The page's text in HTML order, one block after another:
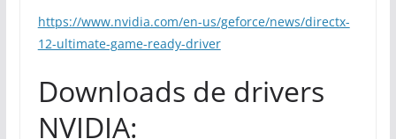
https://www.nvidia.com/en-us/geforce/news/directx-
12-ultimate-game-ready-driver
Downloads de drivers
NVIDIA: